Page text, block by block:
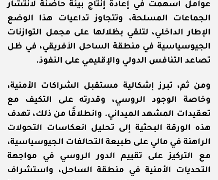
عوامل أسهمت في إعادة إنتاج بيئة حاضنة لانتشار
الجماعات المسلحة، وتتجاوز تداعيات هذا الوضع
الإطار الداخلي، لتلقي بظلالها على مجمل التوازنات
الجيوسياسية في منطقة الساحل الأفريقي، في ظل
تصاعد التنافس الدولي والإقليمي على النفوذ.
ومن ثم، تبرز إشكالية مستقبل الشراكات الأمنية،
وخاصة الوجود الروسي، وقدرته على التكيف مع
تعقيدات المشهد الميداني. وانطلاقًا من ذلك، تهدف
هذه الورقة البحثية إلى تحليل انعكاسات التحولات
الراهنة في مالي على طبيعة التحالفات الجيوسياسية،
مع التركيز على تقييم الدور الروسي في مواجهة
التحديات الأمنية في منطقة الساحل، واستشراف